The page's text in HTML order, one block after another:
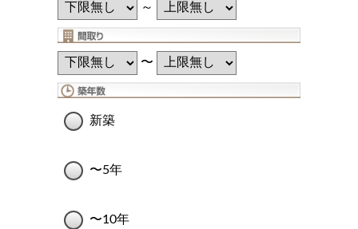
～
〜
新築
〜5年
〜10年